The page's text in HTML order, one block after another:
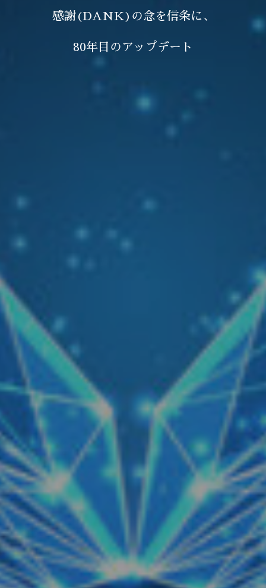
感謝(DANK)の念を信条に、
80年目のアップデート